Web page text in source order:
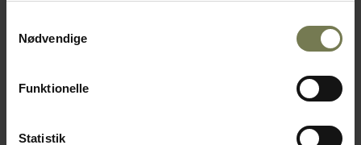
Nødvendige
Funktionelle
Statistik